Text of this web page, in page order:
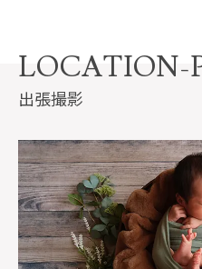
LOCATION-
出張撮影